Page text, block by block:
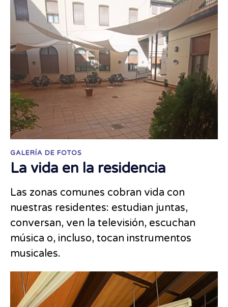
GALERÍA DE FOTOS
La vida en la residencia
Las zonas comunes cobran vida con
nuestras residentes: estudian juntas,
conversan, ven la televisión, escuchan
música o, incluso, tocan instrumentos
musicales.